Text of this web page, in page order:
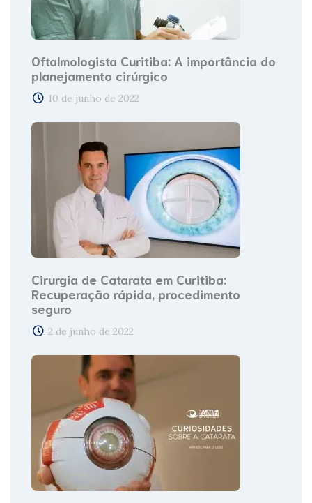
Oftalmologista Curitiba: A importância do
planejamento cirúrgico
10 de junho de 2022
Cirurgia de Catarata em Curitiba:
Recuperação rápida, procedimento
seguro
2 de junho de 2022